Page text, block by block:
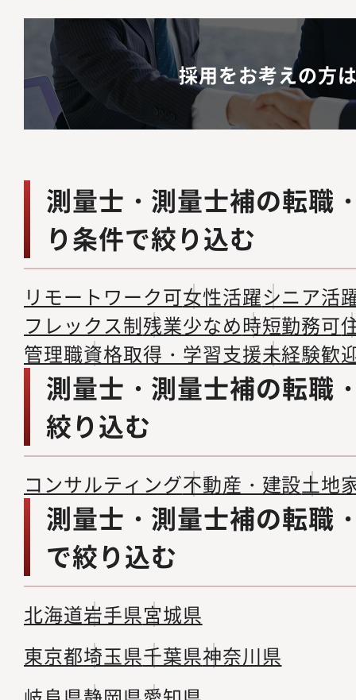
採用をお考えの方
測量士・測量士補の転職
り条件で絞り込む
リモートワーク可女性活躍シニア活
フレックス制残業少なめ時短勤務可
管理職資格取得・学習支援未経験歓
測量士・測量士補の転職
絞り込む
コンサルティング不動産・建設土地
測量士・測量士補の転職
で絞り込む
北海道岩手県宮城県
東京都埼玉県千葉県神奈川県